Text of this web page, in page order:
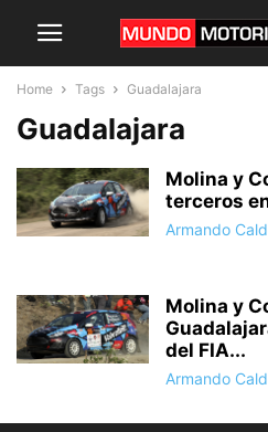
Home Tags Guadalajara
Guadalajara
Molina y
terceros
Armando
Molina y
del FIA...
Armando